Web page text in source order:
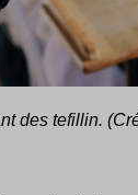
des tefillin.